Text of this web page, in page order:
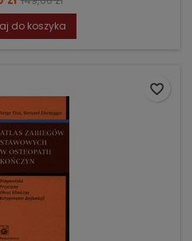
podstawowa
do koszyka
favorite_border